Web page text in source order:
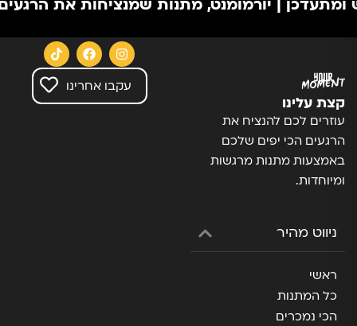
| יורמומנט, מתנות שמנציחות את הרגעים
קצת עלינו
עוזרים לכם להנציח את
הרגעים הכי יפים שלכם
באמצעות מתנות מרגשות
ומיוחדות.
ניווט מהיר
ראשי
כל המתנות
הכי נמכרים
עקבו אחרינו